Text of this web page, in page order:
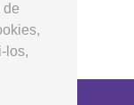
de
los,
os direitos